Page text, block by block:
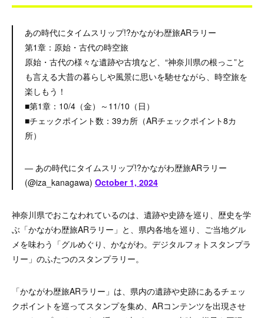
あの時代にタイムスリップ!?かながわ歴旅ARラリー
第1章：原始・古代の時空旅
原始・古代の様々な遺跡や古墳など、“神奈川県の根っこ”と
も言える大昔の暮らしや風景に思いを馳せながら、時空旅を
楽しもう！
■第1章：10/4（金）～11/10（日）
■チェックポイント数：39カ所（ARチェックポイント8カ
所）
— あの時代にタイムスリップ!?かながわ歴旅ARラリー
(@iza_kanagawa) October 1, 2024
神奈川県でおこなわれているのは、遺跡や史跡を巡り、歴史を学
ぶ「かながわ歴旅ARラリー」と、県内各地を巡り、ご当地グル
メを味わう「グルめぐり、かながわ。デジタルフォトスタンプラ
リー」のふたつのスタンプラリー。
「かながわ歴旅ARラリー」は、県内の遺跡や史跡にあるチェッ
クポイントを巡ってスタンプを集め、ARコンテンツを出現させ